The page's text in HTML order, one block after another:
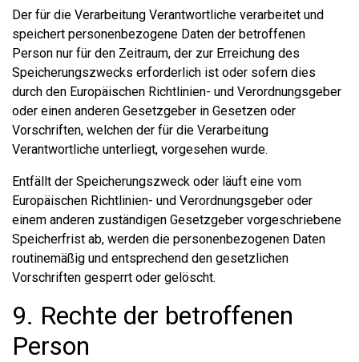
Der für die Verarbeitung Verantwortliche verarbeitet und
speichert personenbezogene Daten der betroffenen
Person nur für den Zeitraum, der zur Erreichung des
Speicherungszwecks erforderlich ist oder sofern dies
durch den Europäischen Richtlinien- und Verordnungsgeber
oder einen anderen Gesetzgeber in Gesetzen oder
Vorschriften, welchen der für die Verarbeitung
Verantwortliche unterliegt, vorgesehen wurde.
Entfällt der Speicherungszweck oder läuft eine vom
Europäischen Richtlinien- und Verordnungsgeber oder
einem anderen zuständigen Gesetzgeber vorgeschriebene
Speicherfrist ab, werden die personenbezogenen Daten
routinemäßig und entsprechend den gesetzlichen
Vorschriften gesperrt oder gelöscht.
9. Rechte der betroffenen
Person